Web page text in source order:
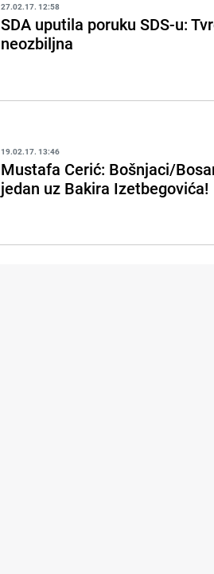
27.02.17. 12:58
SDA uputila poruku SDS-u:
neozbiljna
19.02.17. 13:46
Mustafa Cerić: Bošnjaci/
jedan uz Bakira Izetbegovića!